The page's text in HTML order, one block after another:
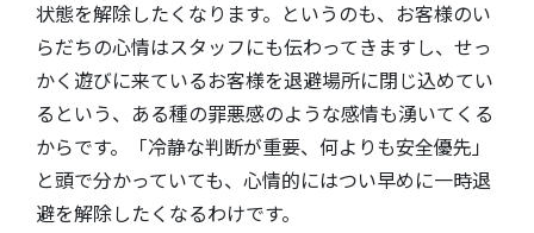
状態を解除したくなります。というのも、お客様のい
らだちの心情はスタッフにも伝わってきますし、せっ
かく遊びに来ているお客様を退避場所に閉じ込めてい
るという、ある種の罪悪感のような感情も湧いてくる
からです。「冷静な判断が重要、何よりも安全優先」
と頭で分かっていても、心情的にはつい早めに一時退
避を解除したくなるわけです。